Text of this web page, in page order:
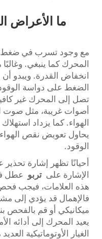
ما الأعراض
مع وجود تسرب في ضغط
المحرك كما ينبغي.
انخفاض القدرة. ويبدو
الضغط على دواسة
تصل إلى المحرك غير
أصوات غريبة، مثل صوت
الهواء. كما يزداد
يحاول تعويض نقص
الوقود.
أحيانًا تظهر إشارة
الإشارة على تربو عطل
هذه العلامات، فيجب
فالإهمال قد يؤدي إلى
ميكانيكي أو قم
يعيد المحرك إلى أدائه
الغيار الأوتوماتيكية